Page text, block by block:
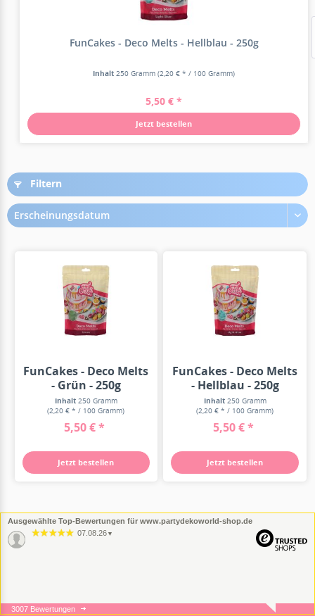
FunCakes - Deco Melts - Hellblau - 250g
Inhalt 250 Gramm (2,20 € * / 100 Gramm)
5,50 € *
Jetzt bestellen
Filtern
Erscheinungsdatum
FunCakes - Deco Melts
- Grün - 250g
Inhalt 250 Gramm
(2,20 € * / 100 Gramm)
5,50 € *
Jetzt bestellen
FunCakes - Deco Melts
- Hellblau - 250g
Inhalt 250 Gramm
(2,20 € * / 100 Gramm)
5,50 € *
Jetzt bestellen
Ausgewählte Top-Bewertungen für www.partydekoworld-shop.de
07.08.26 ▼
05.08.26▼
3007 Bewertungen